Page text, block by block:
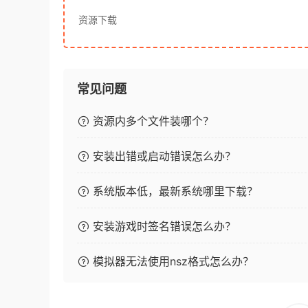
资源下载
常见问题
资源内多个文件装哪个？
安装出错或启动错误怎么办？
系统版本低，最新系统哪里下载？
安装游戏时签名错误怎么办？
模拟器无法使用nsz格式怎么办？